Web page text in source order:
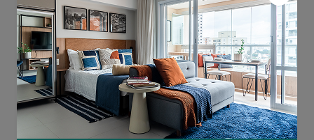
Aluguel R$ 1.777
Total R$ 2.843
Similar a sua busca